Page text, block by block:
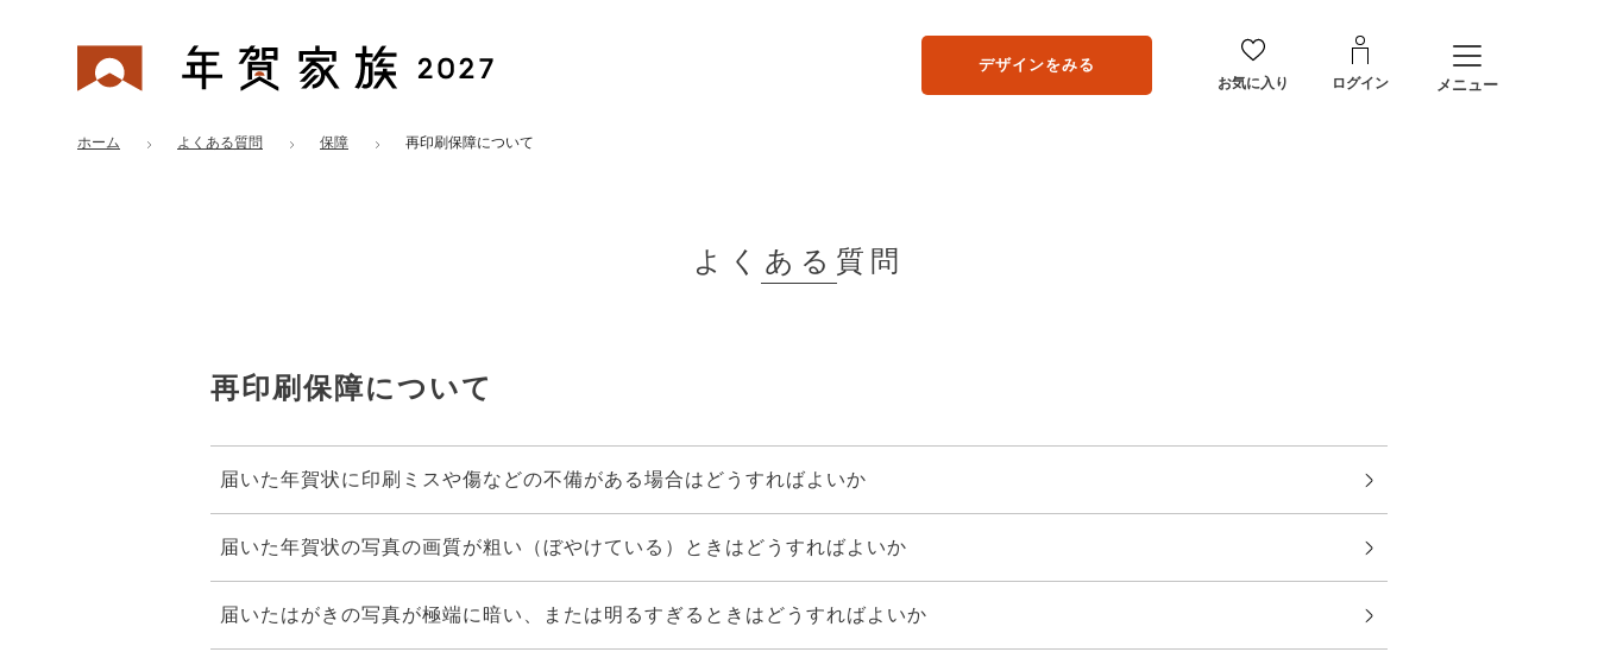
年賀家族 2027 デザインをみる
お気に入り ログイン メニュー
ホーム よくある質問 保障 再印刷保障について
よくある質問
再印刷保障について
届いた年賀状に印刷ミスや傷などの不備がある場合はどうすればよいか
届いた年賀状の写真の画質が粗い（ぼやけている）ときはどうすればよいか
届いたはがきの写真が極端に暗い、または明るすぎるときはどうすればよいか